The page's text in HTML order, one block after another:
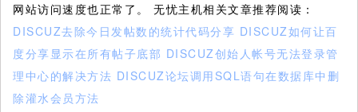
网站访问速度也正常了。 无忧主机相关文章推荐阅读：
DISCUZ去除今日发帖数的统计代码分享 DISCUZ如何让百
度分享显示在所有帖子底部 DISCUZ创始人帐号无法登录管
理中心的解决方法 DISCUZ论坛调用SQL语句在数据库中删
除灌水会员方法